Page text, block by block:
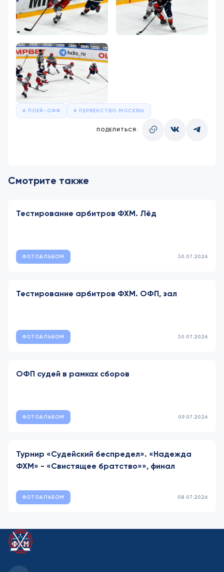
ПЛЕЙ-ОФФ ПЕРВЕНСТВО МОСКВЫ
ПОДЕЛИТЬСЯ:
Смотрите также
Тестирование арбитров ФХМ. Лёд
ФОТОАЛЬБОМ 30.07.2026
Тестирование арбитров ФХМ. ОФП, зал
ФОТОАЛЬБОМ 30.07.2026
ОФП судей в рамках сборов
ФОТОАЛЬБОМ 09.07.2026
Турнир «Судейский беспредел». «Надежда
ФХМ» - «Свистящее братство»», финал
ФОТОАЛЬБОМ 08.07.2026